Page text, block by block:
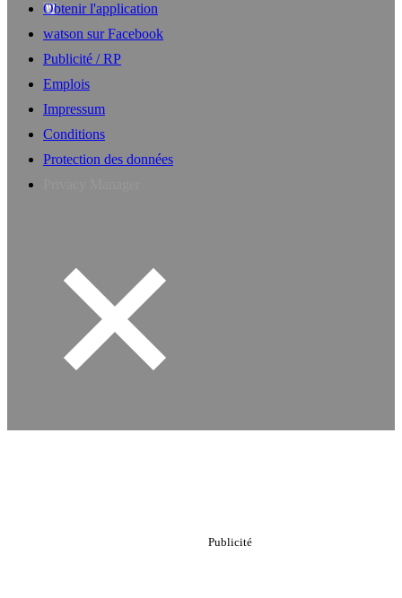
Obtenir l'application
watson sur Facebook
Publicité / RP
Emplois
Impressum
Conditions
Protection des données